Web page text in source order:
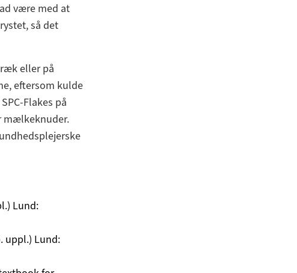
være med at
så det
eller på
eftersom kulde
Flakes på
mælkeknuder.
Lund:
uppl.) Lund: